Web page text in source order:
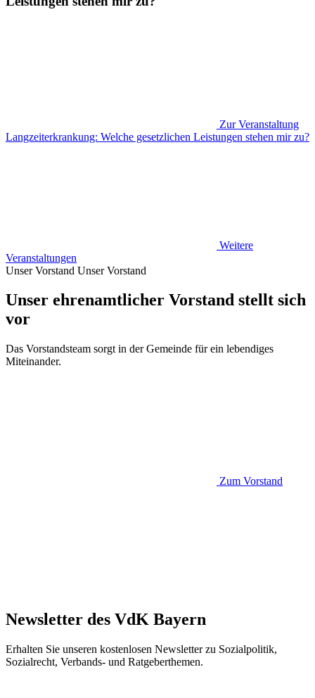
Zur Veranstaltung
Langzeiterkrankung: Welche gesetzlichen Leistungen stehen mir zu?
Weitere
Veranstaltungen
Unser Vorstand Unser Vorstand
Unser ehrenamtlicher Vorstand stellt sich
vor
Das Vorstandsteam sorgt in der Gemeinde für ein lebendiges
Miteinander.
Zum Vorstand
Newsletter des VdK Bayern
Erhalten Sie unseren kostenlosen Newsletter zu Sozialpolitik,
Sozialrecht, Verbands- und Ratgeberthemen.